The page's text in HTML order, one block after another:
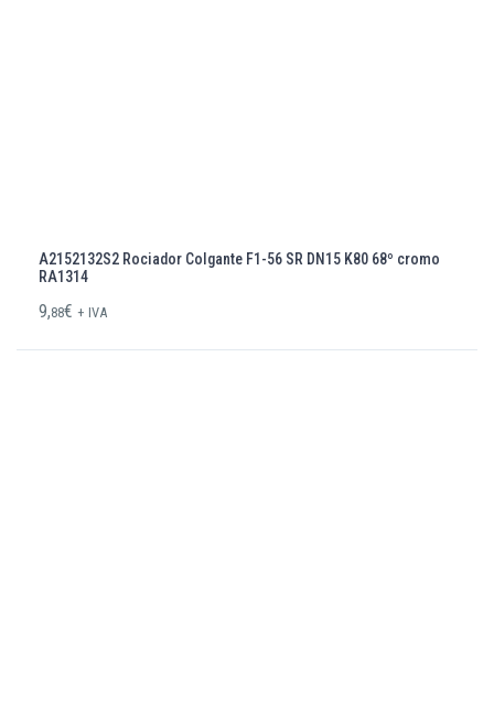
A2152132S2 Rociador Colgante F1-56 SR DN15 K80 68º cromo
RA1314
9,88€ + IVA